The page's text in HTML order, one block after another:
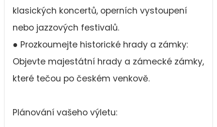
klasických koncertů, operních vystoupení
nebo jazzových festivalů.
● Prozkoumejte historické hrady a zámky:
Objevte majestátní hrady a zámecké zámky,
které tečou po českém venkově.
Plánování vašeho výletu: